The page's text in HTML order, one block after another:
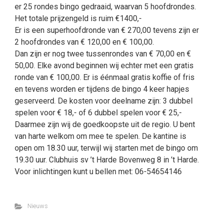
er 25 rondes bingo gedraaid, waarvan 5 hoofdrondes.
Het totale prijzengeld is ruim €1400,-
Er is een superhoofdronde van € 270,00 tevens zijn er
2 hoofdrondes van € 120,00 en € 100,00.
Dan zijn er nog twee tussenrondes van € 70,00 en €
50,00. Elke avond beginnen wij echter met een gratis
ronde van € 100,00. Er is éénmaal gratis koffie of fris
en tevens worden er tijdens de bingo 4 keer hapjes
geserveerd. De kosten voor deelname zijn: 3 dubbel
spelen voor € 18,- of 6 dubbel spelen voor € 25,-
Daarmee zijn wij de goedkoopste uit de regio. U bent
van harte welkom om mee te spelen. De kantine is
open om 18.30 uur, terwijl wij starten met de bingo om
19.30 uur. Clubhuis sv ’t Harde Bovenweg 8 in ’t Harde.
Voor inlichtingen kunt u bellen met: 06-54654146
Nieuws